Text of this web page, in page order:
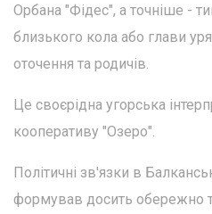
Орбана "Фідес", а точніше -
близького кола або глави
оточення та родичів.
Це своєрідна угорська
кооперативу "Озеро".
Політичні зв'язки в
формував досить обережно